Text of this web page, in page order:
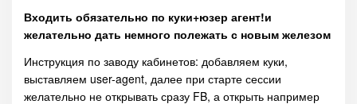
Входить обязательно по куки+юзер агент!и
желательно дать немного полежать с новым железом
Инструкция по заводу кабинетов: добавляем куки,
выставляем user-agent, далее при старте сессии
желательно не открывать сразу FB, а открыть например